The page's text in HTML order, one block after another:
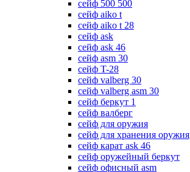
сейф 500 500
сейф aiko t
сейф aiko t 28
сейф ask
сейф ask 46
сейф asm 30
сейф T-28
сейф valberg 30
сейф valberg asm 30
сейф беркут 1
сейф валберг
сейф для оружия
сейф для хранения оружия
сейф карат ask 46
сейф оружейный беркут
сейф офисный asm